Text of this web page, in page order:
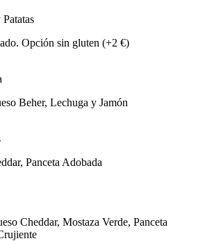
Opción sin gluten (+2 €)
Beher, Lechuga y Jamón
Panceta Adobada
Cheddar, Mostaza Verde, Panceta